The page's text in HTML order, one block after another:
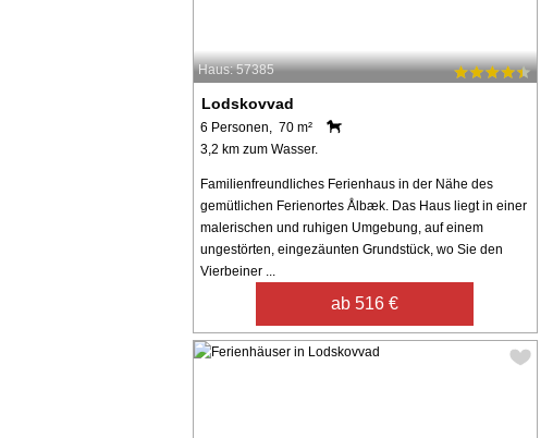
Haus: 57385
Lodskovvad
6 Personen, 70 m²
3,2 km zum Wasser.
Familienfreundliches Ferienhaus in der Nähe des
gemütlichen Ferienortes Ålbæk. Das Haus liegt in einer
malerischen und ruhigen Umgebung, auf einem
ungestörten, eingezäunten Grundstück, wo Sie den
Vierbeiner ...
ab 516 €